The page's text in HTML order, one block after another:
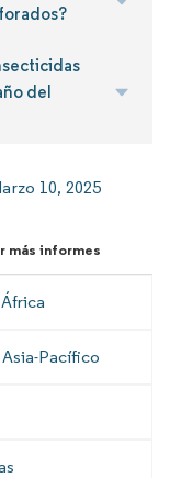
del
10, 2025
más informes
Pacífico